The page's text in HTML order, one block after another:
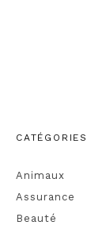
CATÉGORIES
Animaux
Assurance
Beauté